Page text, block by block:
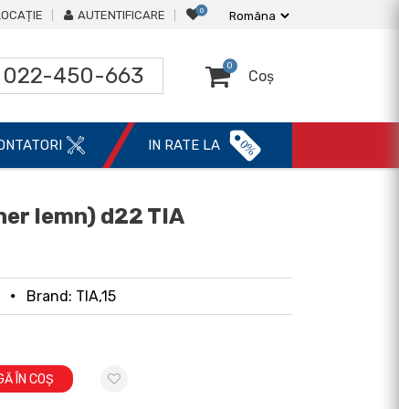
AUTENTIFICARE 0
450-663 0
Coș
IN RATE LA 0%
lemn) d22 TIA
Brand: TIA,15
ÎN COȘ